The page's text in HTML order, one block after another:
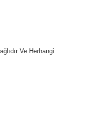
Ve Herhangi